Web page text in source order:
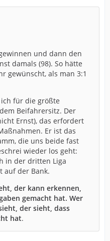
und dann den
damals (98). So hätte
gewünscht, als man 3:1
für die größte
Beifahrersitz. Der
Ernst), das erfordert
Er ist das
die uns beide fast
wieder los geht:
in der dritten Liga
auf der Bank.
der kann erkennen,
gemacht hat. Wer
der sieht, dass
hat.